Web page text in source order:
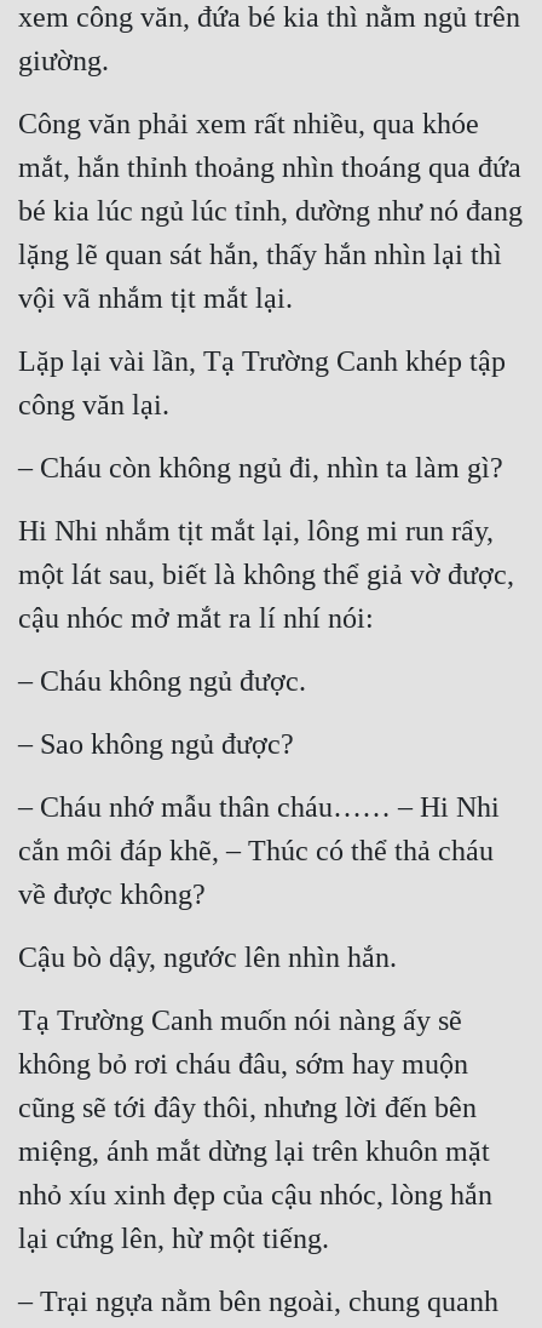
xem công văn, đứa bé kia thì nằm ngủ trên
giường.
Công văn phải xem rất nhiều, qua khóe
mắt, hắn thỉnh thoảng nhìn thoáng qua đứa
bé kia lúc ngủ lúc tỉnh, dường như nó đang
lặng lẽ quan sát hắn, thấy hắn nhìn lại thì
vội vã nhắm tịt mắt lại.
Lặp lại vài lần, Tạ Trường Canh khép tập
công văn lại.
– Cháu còn không ngủ đi, nhìn ta làm gì?
Hi Nhi nhắm tịt mắt lại, lông mi run rẩy,
một lát sau, biết là không thể giả vờ được,
cậu nhóc mở mắt ra lí nhí nói:
– Cháu không ngủ được.
– Sao không ngủ được?
– Cháu nhớ mẫu thân cháu…… – Hi Nhi
cắn môi đáp khẽ, – Thúc có thể thả cháu
về được không?
Cậu bò dậy, ngước lên nhìn hắn.
Tạ Trường Canh muốn nói nàng ấy sẽ
không bỏ rơi cháu đâu, sớm hay muộn
cũng sẽ tới đây thôi, nhưng lời đến bên
miệng, ánh mắt dừng lại trên khuôn mặt
nhỏ xíu xinh đẹp của cậu nhóc, lòng hắn
lại cứng lên, hừ một tiếng.
– Trại ngựa nằm bên ngoài, chung quanh